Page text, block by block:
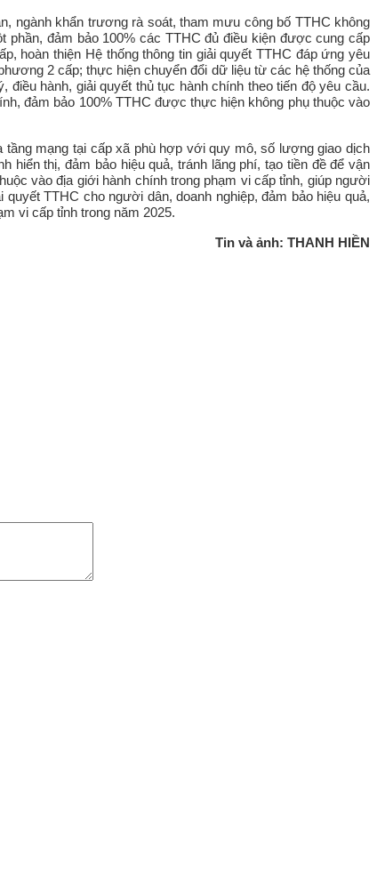
ngành khẩn trương rà soát, tham mưu công bố TTHC không
đảm bảo 100% các TTHC đủ điều kiện được cung cấp
hoàn thiện Hệ thống thông tin giải quyết TTHC đáp ứng yêu
2 cấp; thực hiện chuyển đổi dữ liệu từ các hệ thống của
hành, giải quyết thủ tục hành chính theo tiến độ yêu cầu.
đảm bảo 100% TTHC được thực hiện không phụ thuộc vào
mạng tại cấp xã phù hợp với quy mô, số lượng giao dịch
thị, đảm bảo hiệu quả, tránh lãng phí, tạo tiền đề để vận
vào địa giới hành chính trong phạm vi cấp tỉnh, giúp người
TTHC cho người dân, doanh nghiệp, đảm bảo hiệu quả,
vi cấp tỉnh trong năm 2025.
Tin và ảnh: THANH HIỀN